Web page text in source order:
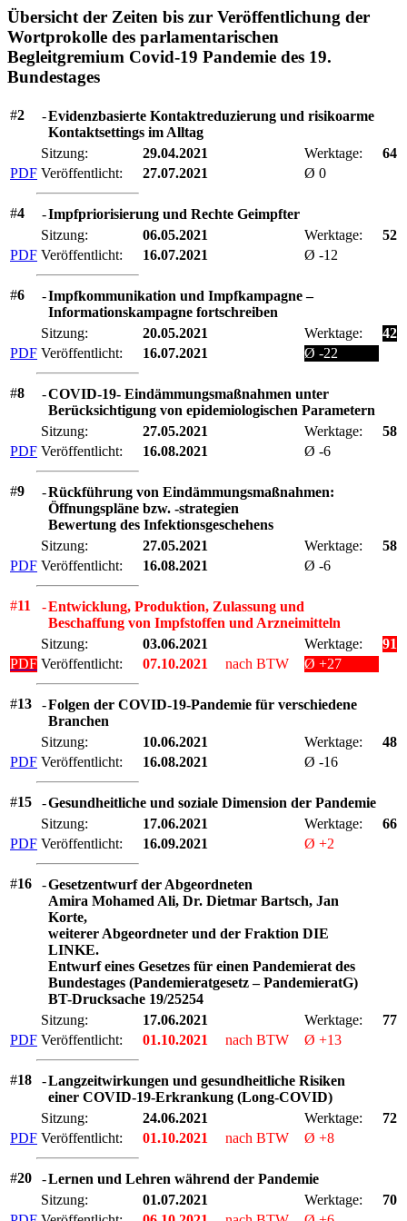
Übersicht der Zeiten bis zur Veröffentlichung der
Wortprokolle des parlamentarischen
Begleitgremium Covid-19 Pandemie des 19.
Bundestages
#2 -Evidenzbasierte Kontaktreduzierung und risikoarme
Kontaktsettings im Alltag
Sitzung:
29.04.2021 Werktage:
64
PDF Veröffentlicht: 27.07.2021 Ø 0
#4 -Impfpriorisierung und Rechte Geimpfter
Sitzung:
06.05.2021 Werktage:
52
PDF Veröffentlicht: 16.07.2021 Ø -12
#6 -Impfkommunikation und Impfkampagne –
Informationskampagne fortschreiben
Sitzung:
20.05.2021 Werktage:
42
PDF Veröffentlicht: 16.07.2021 Ø -22
#8 -COVID-19- Eindämmungsmaßnahmen unter
Berücksichtigung von epidemiologischen Parametern
Sitzung:
27.05.2021 Werktage:
58
PDF Veröffentlicht: 16.08.2021 Ø -6
#9 -Rückführung von Eindämmungsmaßnahmen:
Öffnungspläne bzw. -strategien
Bewertung des Infektionsgeschehens
Sitzung:
27.05.2021 Werktage:
58
PDF Veröffentlicht: 16.08.2021 Ø -6
#11 -Entwicklung, Produktion, Zulassung und
Beschaffung von Impfstoffen und Arzneimitteln
Sitzung:
03.06.2021 Werktage:
91
PDF Veröffentlicht: 07.10.2021 nach BTW Ø +27
#13 -Folgen der COVID-19-Pandemie für verschiedene
Branchen
Sitzung:
10.06.2021 Werktage:
48
PDF Veröffentlicht: 16.08.2021 Ø -16
#15 -Gesundheitliche und soziale Dimension der Pandemie
Sitzung:
17.06.2021 Werktage:
66
PDF Veröffentlicht: 16.09.2021 Ø +2
#16 -Gesetzentwurf der Abgeordneten
Amira Mohamed Ali, Dr. Dietmar Bartsch, Jan
Korte,
weiterer Abgeordneter und der Fraktion DIE
LINKE.
Entwurf eines Gesetzes für einen Pandemierat des
Bundestages (Pandemieratgesetz – PandemieratG)
BT-Drucksache 19/25254
Sitzung:
17.06.2021 Werktage:
77
PDF Veröffentlicht: 01.10.2021 nach BTW Ø +13
#18 -Langzeitwirkungen und gesundheitliche Risiken
einer COVID-19-Erkrankung (Long-COVID)
Sitzung:
24.06.2021 Werktage:
72
PDF Veröffentlicht: 01.10.2021 nach BTW Ø +8
#20 -Lernen und Lehren während der Pandemie
Sitzung:
01.07.2021 Werktage:
70